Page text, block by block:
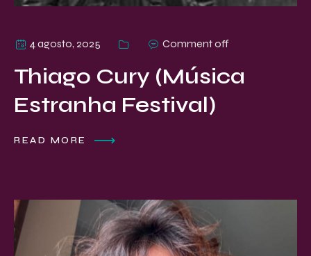
4 agosto, 2025 Comment off
Thiago Cury (Música
Estranha Festival)
READ MORE